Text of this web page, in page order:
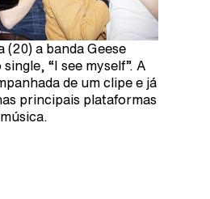
(20) a banda Geese
“I see myself”. A
de um clipe e já
principais plataformas